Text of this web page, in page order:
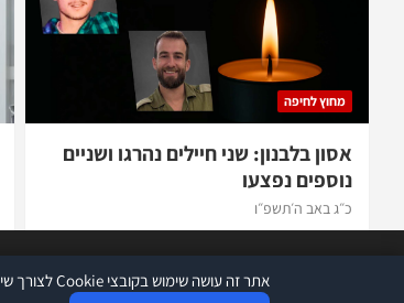
מחוץ לחיפה
אסון בלבנון: שני חיילים נהרגו ושניים
נוספים נפצעו
כ״ג באב ה׳תשפ״ו
אתר זה עושה שימוש בקובצי Cookie לצורך שיפור חווית המשתמש ומעקב סטטיסטי. המשך שימוש באתר כפוף לתנאי השימוש ולמדיניות הפרטיות.